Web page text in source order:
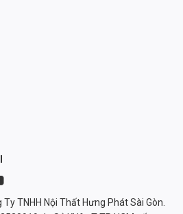
TNHH Nội Thất Hưng Phát Sài Gòn.